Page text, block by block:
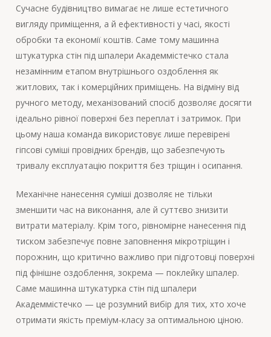
Сучасне будівництво вимагає не лише естетичного
вигляду приміщення, а й ефективності у часі, якості
обробки та економії коштів. Саме тому машинна
штукатурка стін під шпалери Академмістечко стала
незамінним етапом внутрішнього оздоблення як
житлових, так і комерційних приміщень. На відміну від
ручного методу, механізований спосіб дозволяє досягти
ідеально рівної поверхні без переплат і затримок. При
цьому наша команда використовує лише перевірені
гіпсові суміші провідних брендів, що забезпечують
тривалу експлуатацію покриття без тріщин і осипання.
Механічне нанесення суміші дозволяє не тільки
зменшити час на виконання, але й суттєво знизити
витрати матеріалу. Крім того, рівномірне нанесення під
тиском забезпечує повне заповнення мікротріщин і
порожнин, що критично важливо при підготовці поверхні
під фінішне оздоблення, зокрема — поклейку шпалер.
Саме машинна штукатурка стін під шпалери
Академмістечко — це розумний вибір для тих, хто хоче
отримати якість преміум-класу за оптимальною ціною.